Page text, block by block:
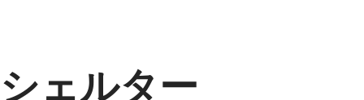
シェルター